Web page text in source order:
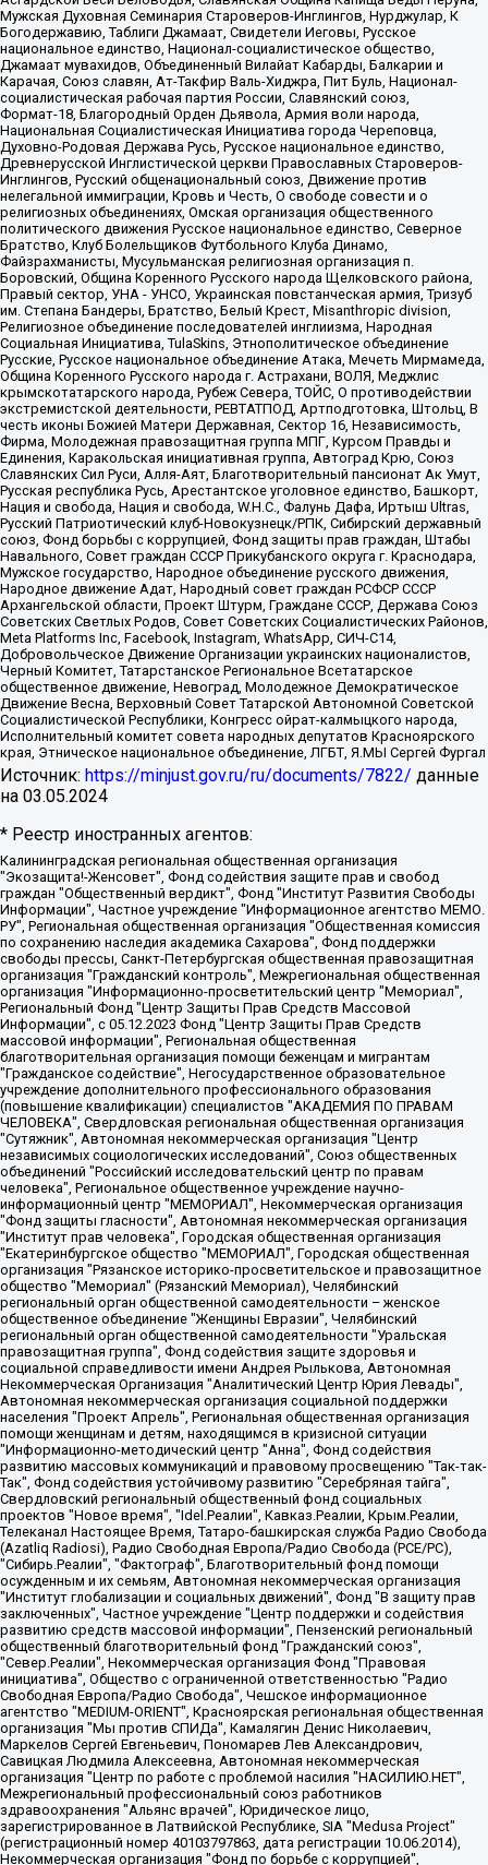
Мужская Духовная Семинария Староверов-Инглингов, Нурджулар, К
Богодержавию, Таблиги Джамаат, Свидетели Иеговы, Русское
национальное единство, Национал-социалистическое общество,
Джамаат мувахидов, Объединенный Вилайат Кабарды, Балкарии и
Карачая, Союз славян, Ат-Такфир Валь-Хиджра, Пит Буль, Национал-
социалистическая рабочая партия России, Славянский союз,
Формат-18, Благородный Орден Дьявола, Армия воли народа,
Национальная Социалистическая Инициатива города Череповца,
Духовно-Родовая Держава Русь, Русское национальное единство,
Древнерусской Инглистической церкви Православных Староверов-
Инглингов, Русский общенациональный союз, Движение против
нелегальной иммиграции, Кровь и Честь, О свободе совести и о
религиозных объединениях, Омская организация общественного
политического движения Русское национальное единство, Северное
Братство, Клуб Болельщиков Футбольного Клуба Динамо,
Файзрахманисты, Мусульманская религиозная организация п.
Боровский, Община Коренного Русского народа Щелковского района,
Правый сектор, УНА - УНСО, Украинская повстанческая армия, Тризуб
им. Степана Бандеры, Братство, Белый Крест, Misanthropic division,
Религиозное объединение последователей инглиизма, Народная
Социальная Инициатива, TulaSkins, Этнополитическое объединение
Русские, Русское национальное объединение Атака, Мечеть Мирмамеда,
Община Коренного Русского народа г. Астрахани, ВОЛЯ, Меджлис
крымскотатарского народа, Рубеж Севера, ТОЙС, О противодействии
экстремистской деятельности, РЕВТАТПОД, Артподготовка, Штольц, В
честь иконы Божией Матери Державная, Сектор 16, Независимость,
Фирма, Молодежная правозащитная группа МПГ, Курсом Правды и
Единения, Каракольская инициативная группа, Автоград Крю, Союз
Славянских Сил Руси, Алля-Аят, Благотворительный пансионат Ак Умут,
Русская республика Русь, Арестантское уголовное единство, Башкорт,
Нация и свобода, Нация и свобода, W.H.С., Фалунь Дафа, Иртыш Ultras,
Русский Патриотический клуб-Новокузнецк/РПК, Сибирский державный
союз, Фонд борьбы с коррупцией, Фонд защиты прав граждан, Штабы
Навального, Совет граждан СССР Прикубанского округа г. Краснодара,
Мужское государство, Народное объединение русского движения,
Народное движение Адат, Народный совет граждан РСФСР СССР
Архангельской области, Проект Штурм, Граждане СССР, Держава Союз
Советских Светлых Родов, Совет Советских Социалистических Районов,
Meta Platforms Inc, Facebook, Instagram, WhatsApp, СИЧ-С14,
Добровольческое Движение Организации украинских националистов,
Черный Комитет, Татарстанское Региональное Всетатарское
общественное движение, Невоград, Молодежное Демократическое
Движение Весна, Верховный Совет Татарской Автономной Советской
Социалистической Республики, Конгресс ойрат-калмыцкого народа,
Исполнительный комитет совета народных депутатов Красноярского
края, Этническое национальное объединение, ЛГБТ, Я.МЫ Сергей Фургал
Источник: https://minjust.gov.ru/ru/documents/7822/ данные
на 03.05.2024
* Реестр иностранных агентов:
Калининградская региональная общественная организация "Экозащита!-Женсовет", Фонд содействия защите прав и свобод граждан "Общественный вердикт", Фонд "Институт Развития Свободы Информации", Частное учреждение "Информационное агентство МЕМО. РУ", Региональная общественная организация "Общественная комиссия по сохранению наследия академика Сахарова", Фонд поддержки свободы прессы, Санкт-Петербургская общественная правозащитная организация "Гражданский контроль", Межрегиональная общественная организация "Информационно-просветительский центр "Мемориал", Региональный Фонд "Центр Защиты Прав Средств Массовой Информации", с 05.12.2023 Фонд "Центр Защиты Прав Средств массовой информации", Региональная общественная благотворительная организация помощи беженцам и мигрантам "Гражданское содействие", Негосударственное образовательное учреждение дополнительного профессионального образования (повышение квалификации) специалистов "АКАДЕМИЯ ПО ПРАВАМ ЧЕЛОВЕКА", Свердловская региональная общественная организация "Сутяжник", Автономная некоммерческая организация "Центр независимых социологических исследований", Союз общественных объединений "Российский исследовательский центр по правам человека", Региональное общественное учреждение научно-информационный центр "МЕМОРИАЛ", Некоммерческая организация "Фонд защиты гласности", Автономная некоммерческая организация "Институт прав человека", Городская общественная организация "Екатеринбургское общество "МЕМОРИАЛ", Городская общественная организация "Рязанское историко-просветительское и правозащитное общество "Мемориал" (Рязанский Мемориал), Челябинский региональный орган общественной самодеятельности – женское общественное объединение "Женщины Евразии", Челябинский региональный орган общественной самодеятельности "Уральская правозащитная группа", Фонд содействия защите здоровья и социальной справедливости имени Андрея Рылькова, Автономная Некоммерческая Организация "Аналитический Центр Юрия Левады", Автономная некоммерческая организация социальной поддержки населения "Проект Апрель", Региональная общественная организация помощи женщинам и детям, находящимся в кризисной ситуации "Информационно-методический центр "Анна", Фонд содействия развитию массовых коммуникаций и правовому просвещению "Так-так-Так", Фонд содействия устойчивому развитию "Серебряная тайга", Свердловский региональный общественный фонд социальных проектов "Новое время", "Idel.Реалии", Кавказ.Реалии, Крым.Реалии, Телеканал Настоящее Время, Татаро-башкирская служба Радио Свобода (Azatliq Radiosi), Радио Свободная Европа/Радио Свобода (PCE/PC), "Сибирь.Реалии", "Фактограф", Благотворительный фонд помощи осужденным и их семьям, Автономная некоммерческая организация "Институт глобализации и социальных движений", Фонд "В защиту прав заключенных", Частное учреждение "Центр поддержки и содействия развитию средств массовой информации", Пензенский региональный общественный благотворительный фонд "Гражданский союз", "Север.Реалии", Некоммерческая организация Фонд "Правовая инициатива", Общество с ограниченной ответственностью "Радио Свободная Европа/Радио Свобода", Чешское информационное агентство "MEDIUM-ORIENT", Красноярская региональная общественная организация "Мы против СПИДа", Камалягин Денис Николаевич, Маркелов Сергей Евгеньевич, Пономарев Лев Александрович, Савицкая Людмила Алексеевна, Автономная некоммерческая организация "Центр по работе с проблемой насилия "НАСИЛИЮ.НЕТ", Межрегиональный профессиональный союз работников здравоохранения "Альянс врачей", Юридическое лицо, зарегистрированное в Латвийской Республике, SIA "Medusa Project" (регистрационный номер 40103797863, дата регистрации 10.06.2014), Некоммерческая организация "Фонд по борьбе с коррупцией", Автономная некоммерческая организация "Институт права и публичной политики", Баданин Роман Сергеевич, Гликин Максим Александрович, Железнова Мария Михайловна, Лукьянова Юлия Сергеевна, Маетная Елизавета Витальевна, Маняхин Петр Борисович, Чуракова Ольга Владимировна, Ярош Юлия Петровна, Юридическое лицо "The Insider SIA", зарегистрированное в Риге, Латвийская Республика (дата регистрации 26.06.2015), являющееся администратором доменного имени интернет-издания "The Insider SIA", https://theins.ru, Постернак Алексей Евгеньевич, Рубин Михаил Аркадьевич, Анин Роман Александрович, Юридическое лицо Istories fonds, зарегистрированное в Латвийской Республике (регистрационный номер 50008295751, дата регистрации 24.02.2020), Великовский Дмитрий Александрович, Долинина Ирина Николаевна, Мароховская Алеся Алексеевна, Шлейнов Роман Юрьевич, Шмагун Олеся Валентиновна, Общество с ограниченной ответственностью "Альтаир 2021", Общество с ограниченной ответственностью "Вега 2021", Общество с ограниченной ответственностью "Главный редактор 2021", Общество с ограниченной ответственностью "Ромашки монолит", Важенков Артем Валерьевич, Ивановская областная общественная организация "Центр гендерных исследований", Гурман Юрий Альбертович, Медиапроект "ОВД-Инфо", Егоров Владимир Владимирович, Жилинский Владимир Александрович, Общество с ограниченной ответственностью "ЗП", Иванова София Юрьевна, Карезина Инна Павловна, Кильтау Екатерина Викторовна, Петров Алексей Викторович, Пискунов Сергей Евгеньевич, Смирнов Сергей Сергеевич, Тихонов Михаил Сергеевич, Общество с ограниченной ответственностью "ЖУРНАЛИСТ-ИНОСТРАННЫЙ АГЕНТ", Арапова Галина Юрьевна, Вольтская Татьяна Анатольевна, Американская компания "Mason G.E.S. Anonymous Foundation" (США), являющаяся владельцем интернет-издания https://mnews.world/, Компания "Stichting Bellingcat", зарегистрированная в Нидерландах (дата регистрации 11.07.2018), Захаров Андрей Вячеславович, Клепиковская Екатерина Дмитриевна, Общество с ограниченной ответственностью "МЕМО", Перл Роман Александрович, Симонов Евгений Алексеевич, Соловьева Елена Анатольевна, Сотников Даниил Владимирович, Сурначева Елизавета Дмитриевна, Автономная некоммерческая организация по защите прав человека и информированию населения "Якутия – Наше Мнение", Общество с ограниченной ответственностью "Москоу диджитал медиа", с 26.01.2023 Общество с ограниченной ответственностью "Чайка Белые сады", Ветошкина Валерия Валерьевна, Заговора Максим Александрович, Межрегиональное общественное движение "Российская ЛГБТ - сеть", Оленичев Максим Владимирович, Павлов Иван Юрьевич, Скворцова Елена Сергеевна, Общество с ограниченной ответственностью "Как бы инагент", Кочетков Игорь Викторович, Общество с ограниченной ответственностью "Честные выборы", Еланчик Олег Александрович, Общество с ограниченной ответственностью "Нобелевский призыв", Гималова Регина Эмилевна, Григорьев Андрей Валерьевич, Григорьева Алина Александровна, Ассоциация по содействию защите прав призывников, альтернативнослужащих и военнослужащих "Правозащитная группа "Гражданин.Армия.Право", Хисамова Регина Фаритовна, Автономная некоммерческая организация по реализации социально-правовых программ "Лилит", Дальневосточное общественное движение "Маяк", Санкт-Петербургская ЛГБТ-инициативная группа "Выход", Инициативная группа ЛГБТ+ "Реверс", Алексеев Андрей Викторович, Бекбулатова Таисия Львовна, Беляев Иван Михайлович, Владыкина Елена Сергеевна, Гельман Марат Александрович, Никульшина Вероника Юрьевна, Толоконникова Надежда Андреевна, Шендерович Виктор Анатольевич, Общество с ограниченной ответственностью "Данное сообщение", Общество с ограниченной ответственностью Издательский дом "Новая глава", Айнбиндер Александра Александровна, Московский комьюнити-центр для ЛГБТ+инициатив, Благотворительный фонд развития филантропии, Deutsche Welle (Германия, Kurt-Schumacher-Strasse 3, 53113 Bonn), Борзунова Мария Михайловна, Воробьев Виктор Викторович, Голубева Анна Львовна, Константинова Алла Михайловна, Малкова Ирина Владимировна, Мурадов Мурад Абдулгалимович, Осетинская Елизавета Николаевна, Понасенков Евгений Николаевич, Ганапольский Матвей Юрьевич, Киселев Евгений Алексеевич, Борухович Ирина Григорьевна, Дремин Иван Тимофеевич, Дубровский Дмитрий Викторович, Красноярская региональная общественная организация поддержки и развития альтернативных образовательных технологий и межкультурных коммуникаций "ИНТЕРРА", Маяковская Екатерина Алексеевна, Фейгин Марк Захарович, Филимонов Андрей Викторович, Дзугкоева Регина Николаевна, Доброхотов Роман Александрович, Дудь Юрий Александрович, Елкин Сергей Владимирович, Кругликов Кирилл Игоревич, Сабунаева Мария Леонидовна, Семенов Алексей Владимирович, Шаинян Карен Багратович, Шульман Екатерина Михайловна, Асафьев Артур Валерьевич, Вахштайн Виктор Семенович, Венедиктов Алексей Алексеевич, Лушникова Екатерина Евгеньевна, Волков Леонид Михайлович, Невзоров Александр Глебович, Пархоменко Сергей Борисович, Сироткин Ярослав Николаевич, Кара-Мурза Владимир Владимирович, Баранова Наталья Владимировна, Гозман Леонид Яковлевич, Кагарлицкий Борис Юльевич, Климарев Михаил Валерьевич, Милов Владимир Станиславович, Автономная некоммерческая организация Краснодарский центр современного искусства "Типография", Моргенштерн Алишер Тагирович, Соболь Любовь Эдуардовна, Общество с ограниченной ответственностью "ЛИЗА НОРМ", Каспаров Гарри Кимович, Ходорковский Михаил Борисович, Общество с ограниченной ответственностью "Апрельские тезисы", Данилович Ирина Брониславовна, Кашин Олег Владимирович, Петров Николай Владимирович, Пивоваров Алексей Владимирович, Соколов Михаил Владимирович, Цветкова Юлия Владимировна, Чичваркин Евгений Александрович, Комитет против пыток/Команда против пыток, Общество с ограниченной ответственностью "Первый научный", Общество с ограниченной ответственностью "Вертолет и ко", Белоцерковская Вероника Борисовна, Кац Максим Евгеньевич, Лазарева Татьяна Юрьевна, Шаведдинов Руслан Табризович, Яшин Илья Валерьевич, Общество с ограниченной ответственностью "Иноагент ААВ", Алешковский Дмитрий Петрович, Альбац Евгения Марковна, Быков Дмитрий Львович, Галямина Юлия Евгеньевна, Лойко Сергей Леонидович, Мартынов Кирилл Константинович, Медведев Сергей Александрович, Крашенинников Федор Геннадиевич, Гордеева Катерина Вл